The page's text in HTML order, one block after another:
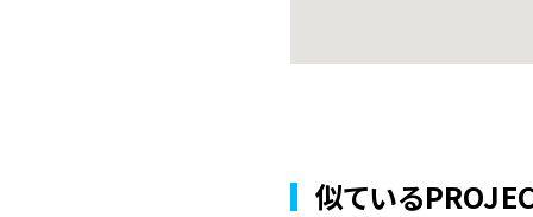
似ている